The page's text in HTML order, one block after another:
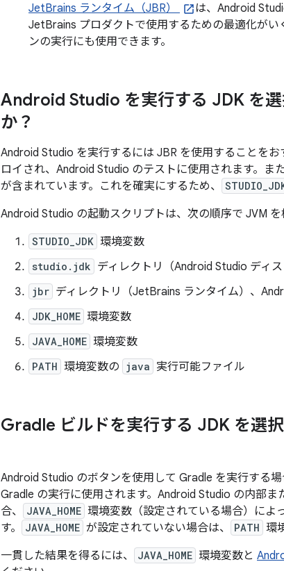
JetBrains ランタイム（JBR）
は、Android
JetBrains プロダクトで使用するための最適化が
ンの実行にも使用できます。
Android Studio を実行する JDK を
か？
Android Studio を実行するには JBR を使用することを
ロイされ、Android Studio のテストに使用されます。
が含まれています。これを確実にするため、
Android Studio の起動スクリプトは、次の順序で JVM を
STUDIO_JDK 環境変数
studio.jdk ディレクトリ（Android Studio ディス
jbr ディレクトリ（JetBrains ランタイム）、
JDK_HOME 環境変数
JAVA_HOME 環境変数
PATH 環境変数の java 実行可能ファイル
Gradle ビルドを実行する JDK を選
Android Studio のボタンを使用して Gradle を実行する
Gradle の実行に使用されます。Android Studio の内部
合、
JAVA_HOME 環境変数（設定されている場合）によ
す。
JAVA_HOME が設定されていない場合は、 PATH 環
一貫した結果を得るには、
JAVA_HOME 環境変数と